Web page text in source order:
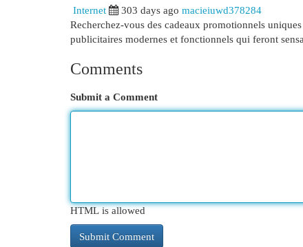
Internet
303 days ago macieiuwd378284
Recherchez-vous des cadeaux promotionnels
publicitaires modernes et fonctionnels qui feront
Comments
Submit a Comment
HTML is allowed